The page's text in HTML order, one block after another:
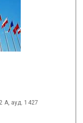
А, ауд. 1427